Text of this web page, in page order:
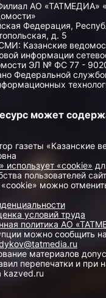
АО «ТАТМЕДИА»
Федерация,
д. 5
Казанские
информации
ЭЛ № ФС 77 -
Федеральной
может
газеты «Казанские
«cookie»
пользователей
можно
условий труда
политика АО
можно сообщить
материалов
перепечатки и при
kazved.ru